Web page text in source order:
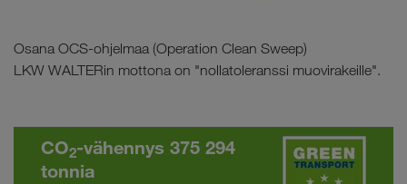
Osana OCS-ohjelmaa (Operation Clean Sweep)
LKW WALTERin mottona on "nollatoleranssi muovirakeille".
CO2-vähennys 375 294
tonnia